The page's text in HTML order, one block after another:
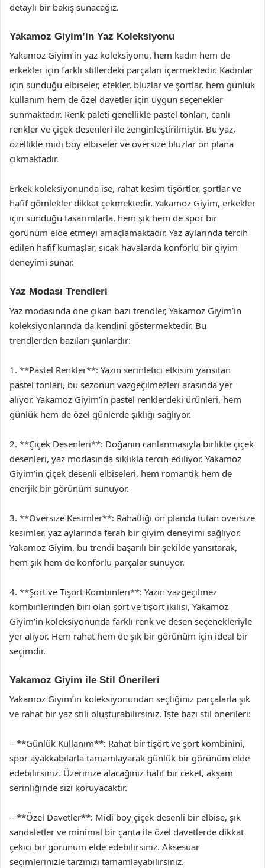
detaylı bir bakış sunacağız.
Yakamoz Giyim’in Yaz Koleksiyonu
Yakamoz Giyim’in yaz koleksiyonu, hem kadın hem de
erkekler için farklı stillerdeki parçaları içermektedir. Kadınlar
için sunduğu elbiseler, etekler, bluzlar ve şortlar, hem günlük
kullanım hem de özel davetler için uygun seçenekler
sunmaktadır. Renk paleti genellikle pastel tonları, canlı
renkler ve çiçek desenleri ile zenginleştirilmiştir. Bu yaz,
özellikle midi boy elbiseler ve oversize bluzlar ön plana
çıkmaktadır.
Erkek koleksiyonunda ise, rahat kesim tişörtler, şortlar ve
hafif gömlekler dikkat çekmektedir. Yakamoz Giyim, erkekler
için sunduğu tasarımlarla, hem şık hem de spor bir
görünüm elde etmeyi amaçlamaktadır. Yaz aylarında tercih
edilen hafif kumaşlar, sıcak havalarda konforlu bir giyim
deneyimi sunar.
Yaz Modası Trendleri
Yaz modasında öne çıkan bazı trendler, Yakamoz Giyim’in
koleksiyonlarında da kendini göstermektedir. Bu
trendlerden bazıları şunlardır:
1. **Pastel Renkler**: Yazın serinletici etkisini yansıtan
pastel tonları, bu sezonun vazgeçilmezleri arasında yer
alıyor. Yakamoz Giyim’in pastel renklerdeki ürünleri, hem
günlük hem de özel günlerde şıklığı sağlıyor.
2. **Çiçek Desenleri**: Doğanın canlanmasıyla birlikte çiçek
desenleri, yaz modasında sıklıkla tercih ediliyor. Yakamoz
Giyim’in çiçek desenli elbiseleri, hem romantik hem de
enerjik bir görünüm sunuyor.
3. **Oversize Kesimler**: Rahatlığı ön planda tutan oversize
kesimler, yaz aylarında ferah bir giyim deneyimi sağlıyor.
Yakamoz Giyim, bu trendi başarılı bir şekilde yansıtarak,
hem şık hem de konforlu parçalar sunuyor.
4. **Şort ve Tişört Kombinleri**: Yazın vazgeçilmez
kombinlerinden biri olan şort ve tişört ikilisi, Yakamoz
Giyim’in koleksiyonunda farklı renk ve desen seçenekleriyle
yer alıyor. Hem rahat hem de şık bir görünüm için ideal bir
seçimdir.
Yakamoz Giyim ile Stil Önerileri
Yakamoz Giyim’in koleksiyonundan seçtiğiniz parçalarla şık
ve rahat bir yaz stili oluşturabilirsiniz. İşte bazı stil önerileri:
– **Günlük Kullanım**: Rahat bir tişört ve şort kombinini,
spor ayakkabılarla tamamlayarak günlük bir görünüm elde
edebilirsiniz. Üzerinize alacağınız hafif bir ceket, akşam
serinliğinde sizi koruyacaktır.
– **Özel Davetler**: Midi boy çiçek desenli bir elbise, şık
sandaletler ve minimal bir çanta ile özel davetlerde dikkat
çekici bir görünüm elde edebilirsiniz. Aksesuar
seçimlerinizle tarzınızı tamamlayabilirsiniz.